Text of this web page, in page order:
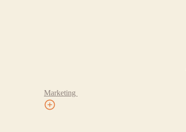
Marketing